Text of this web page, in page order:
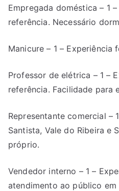
Empregada doméstica – 1
referência. Necessário
Manicure – 1 – Experiência
Professor de elétrica – 1 –
referência. Facilidade para
Representante comercial –
Santista, Vale do Ribeira e
próprio.
Vendedor interno – 1 –
atendimento ao público em